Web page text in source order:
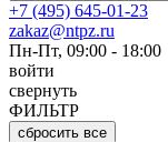
+7 (495) 645-01-23
zakaz@ntpz.ru
Пн-Пт, 09:00 - 18:00
войти
свернуть
ФИЛЬТР
сбросить все